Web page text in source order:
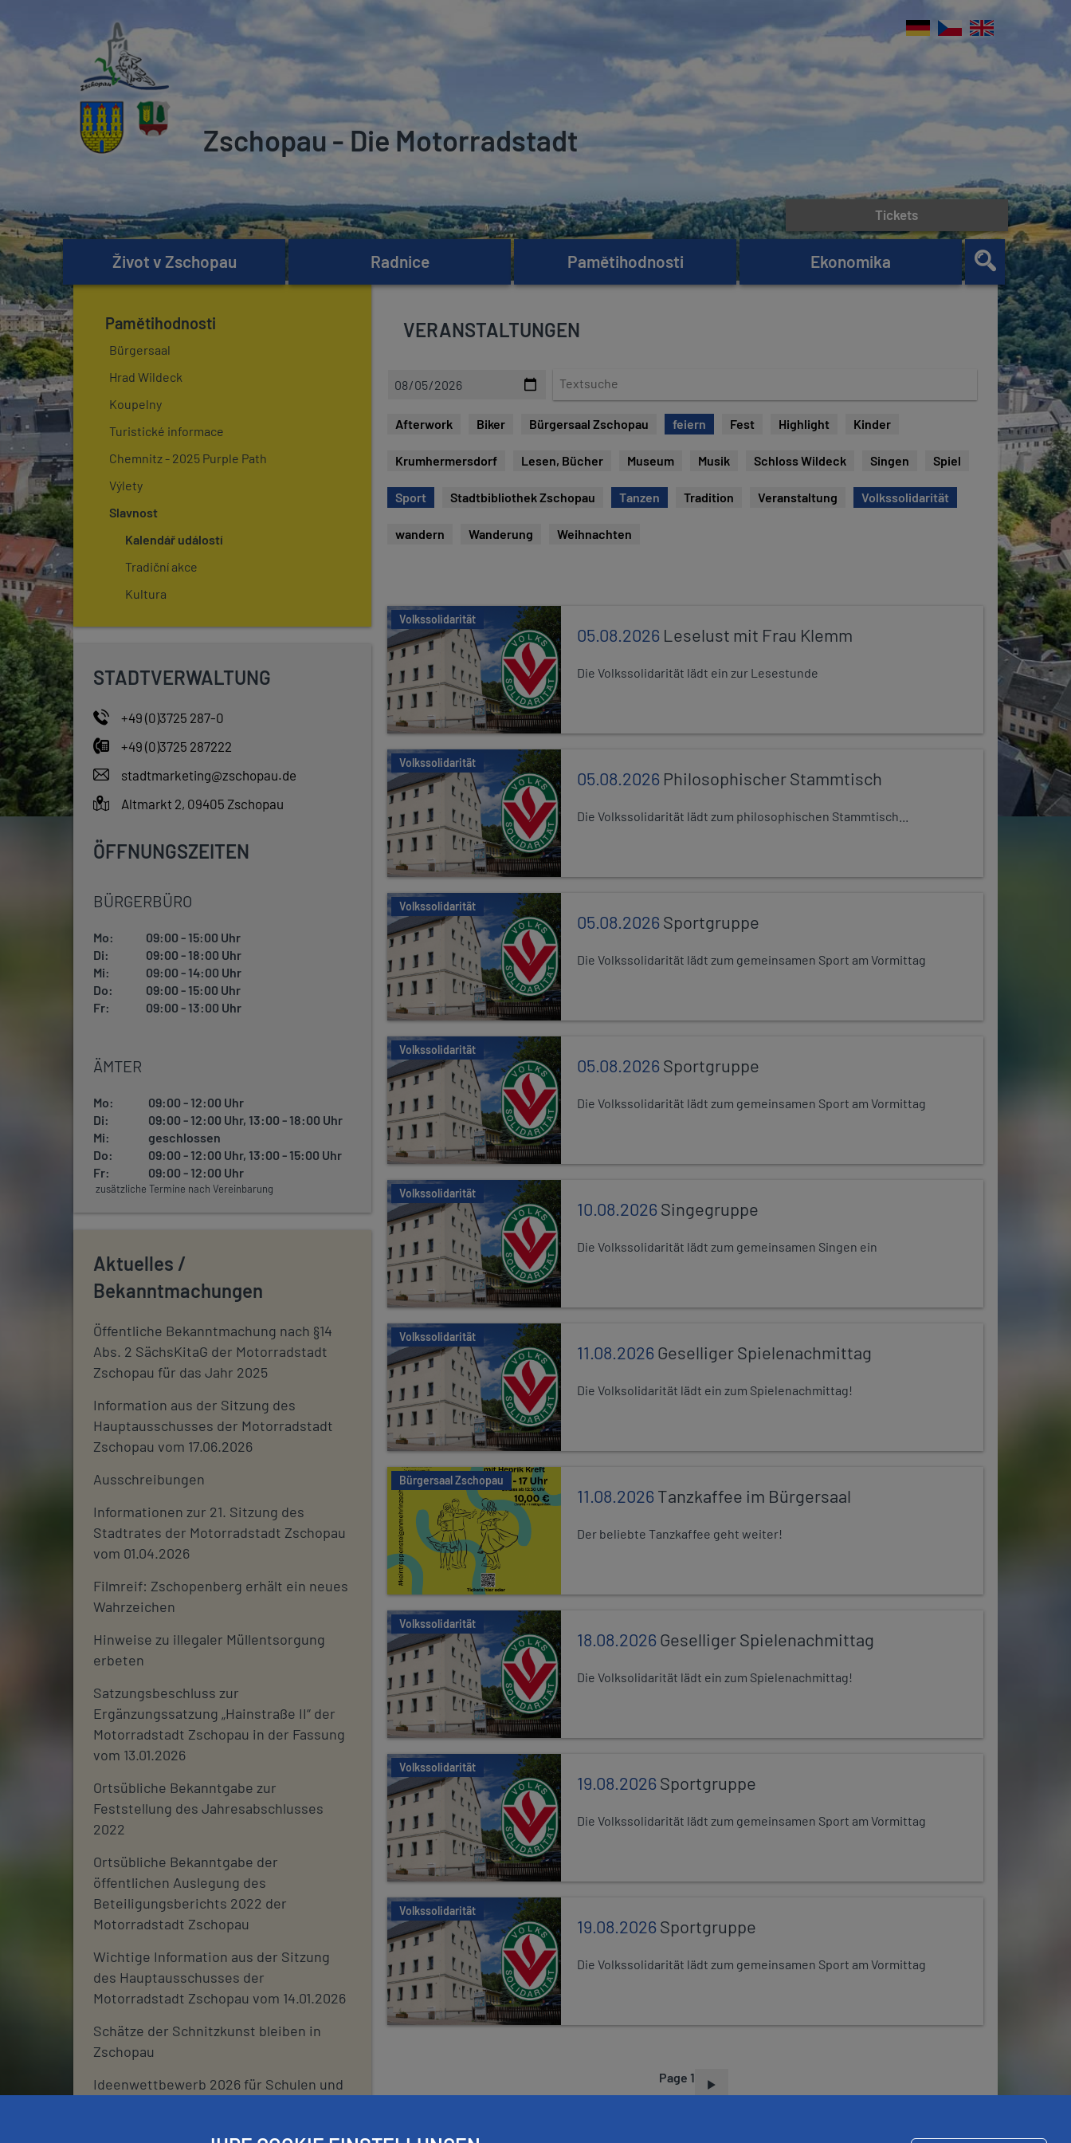
Zschopau - Die Motorradstadt
Život v Zschopau Radnice Pamětihodnosti Ekonomika
Tickets
Pamětihodnosti
Bürgersaal
Hrad Wildeck
Koupelny
Turistické informace
Chemnitz - 2025 Purple Path
Výlety
Slavnost
Kalendář událostí
Tradiční akce
Kultura
STADTVERWALTUNG
+49 (0)3725 287-0
+49 (0)3725 287222
stadtmarketing@zschopau.de
Altmarkt 2, 09405 Zschopau
ÖFFNUNGSZEITEN
BÜRGERBÜRO
Mo:
09:00 - 15:00 Uhr
Di:
09:00 - 18:00 Uhr
Mi:
09:00 - 14:00 Uhr
Do:
09:00 - 15:00 Uhr
Fr:
09:00 - 13:00 Uhr
ÄMTER
Mo:
09:00 - 12:00 Uhr
Di:
09:00 - 12:00 Uhr, 13:00 - 18:00 Uhr
Mi:
geschlossen
Do:
09:00 - 12:00 Uhr, 13:00 - 15:00 Uhr
Fr:
09:00 - 12:00 Uhr
zusätzliche Termine nach Vereinbarung
Aktuelles /
Bekanntmachungen
Öffentliche Bekanntmachung nach §14
Abs. 2 SächsKitaG der Motorradstadt
Zschopau für das Jahr 2025
Information aus der Sitzung des
Hauptausschusses der Motorradstadt
Zschopau vom 17.06.2026
Ausschreibungen
Informationen zur 21. Sitzung des
Stadtrates der Motorradstadt Zschopau
vom 01.04.2026
Filmreif: Zschopenberg erhält ein neues
Wahrzeichen
Hinweise zu illegaler Müllentsorgung
erbeten
Satzungsbeschluss zur
Ergänzungssatzung „Hainstraße II“ der
Motorradstadt Zschopau in der Fassung
vom 13.01.2026
Ortsübliche Bekanntgabe zur
Feststellung des Jahresabschlusses
2022
Ortsübliche Bekanntgabe der
öffentlichen Auslegung des
Beteiligungsberichts 2022 der
Motorradstadt Zschopau
Wichtige Information aus der Sitzung
des Hauptausschusses der
Motorradstadt Zschopau vom 14.01.2026
Schätze der Schnitzkunst bleiben in
Zschopau
Ideenwettbewerb 2026 für Schulen und
Stadtjournal 2026: Wir suchen euch
VERANSTALTUNGEN
t
u
h
Afterwork Biker Bürgersaal Zschopau feiern Fest Highlight Kinder
Krumhermersdorf Lesen, Bücher Museum Musik Schloss Wildeck Singen Spiel
Sport Stadtbibliothek Zschopau Tanzen Tradition Veranstaltung Volkssolidarität
wandern Wanderung Weihnachten
Volkssolidarität
05.08.2026 Leselust mit Frau Klemm
Die Volkssolidarität lädt ein zur Lesestunde
Volkssolidarität
05.08.2026 Philosophischer Stammtisch
Die Volkssolidarität lädt zum philosophischen Stammtisch...
Volkssolidarität
05.08.2026Sportgruppe
Die Volkssolidarität lädt zum gemeinsamen Sport am Vormittag
Volkssolidarität
05.08.2026Sportgruppe
Die Volkssolidarität lädt zum gemeinsamen Sport am Vormittag
Volkssolidarität
10.08.2026Singegruppe
Die Volkssolidarität lädt zum gemeinsamen Singen ein
Volkssolidarität
11.08.2026Geselliger Spielenachmittag
Die Volksolidarität lädt ein zum Spielenachmittag!
Bürgersaal Zschopau
11.08.2026Tanzkaffee im Bürgersaal
Der beliebte Tanzkaffee geht weiter!
Volkssolidarität
18.08.2026Geselliger Spielenachmittag
Die Volksolidarität lädt ein zum Spielenachmittag!
Volkssolidarität
19.08.2026Sportgruppe
Die Volkssolidarität lädt zum gemeinsamen Sport am Vormittag
Volkssolidarität
19.08.2026Sportgruppe
Die Volkssolidarität lädt zum gemeinsamen Sport am Vormittag
P
G
Page 1